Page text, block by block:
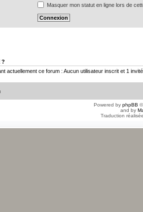
Masquer mon statut en ligne lors de
?
actuellement ce forum : Aucun utilisateur inscrit et 1 invité
Powered by phpBB
and by
Traduction